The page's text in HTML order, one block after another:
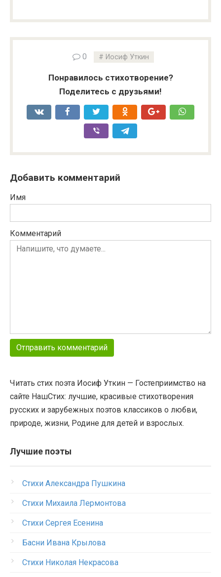
0 Иосиф Уткин
Понравилось стихотворение?
Поделитесь с друзьями!
Добавить комментарий
Имя
Комментарий
Читать стих поэта Иосиф Уткин — Гостеприимство на
сайте НашСтих: лучшие, красивые стихотворения
русских и зарубежных поэтов классиков о любви,
природе, жизни, Родине для детей и взрослых.
Лучшие поэты
Стихи Александра Пушкина
Стихи Михаила Лермонтова
Стихи Сергея Есенина
Басни Ивана Крылова
Стихи Николая Некрасова